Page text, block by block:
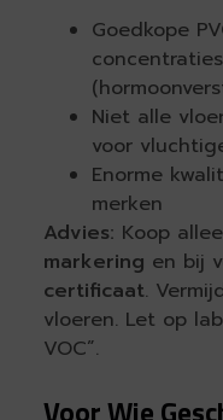
Goedkope
Niet alle
voor
Enorme
merken
Advies: Koop
markering en bij
certificaat.
vloeren. Let op
VOC”.